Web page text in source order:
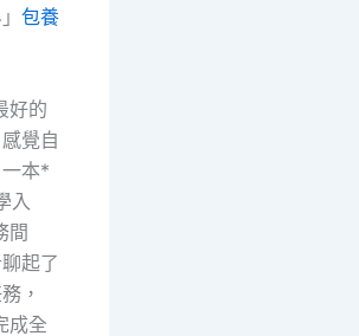
包養
好的
覺自
本*
入
間
起了
，
成全